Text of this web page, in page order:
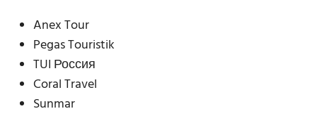
Anex Tour
Pegas Touristik
TUI Россия
Coral Travel
Sunmar